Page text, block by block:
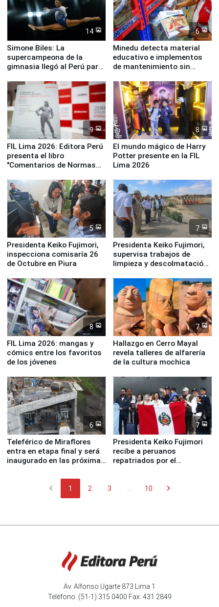
14
Simone Biles: La
supercampeona de la
gimnasia llegó al Perú para
Panamericanos Lima 2027
6
Minedu detecta material
educativo e implementos
de mantenimiento sin
la UGEL 2
9
FIL Lima 2026: Editora Perú
presenta el libro
"Comentarios de Normas
Derecho Colectivo"
8
El mundo mágico de Harry
Potter presente en la FIL
Lima 2026
5
Presidenta Keiko Fujimori,
inspecciona comisaría 26
de Octubre en Piura
7
Presidenta Keiko Fujimori,
supervisa trabajos de
limpieza y descolmatación
8
FIL Lima 2026: mangas y
cómics entre los favoritos
de los jóvenes
7
Hallazgo en Cerro Mayal
revela talleres de alfarería
de la cultura mochica
6
Teleférico de Miraflores
entra en etapa final y será
inaugurado en las próximas
7
Presidenta Keiko Fujimori
recibe a peruanos
repatriados por el
chevron_left 1 2 3 ... 10 chevron_right
Av. Alfonso Ugarte 873 Lima 1
Teléfono: (51-1) 315 0400 Fax: 431 2849